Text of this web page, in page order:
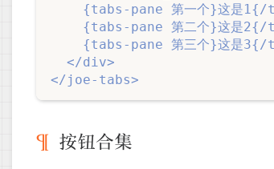
{tabs-pane 第一个}这是
{tabs-pane 第二个}这是
{tabs-pane 第三个}这是
  </div>
</joe-tabs>
按钮合集